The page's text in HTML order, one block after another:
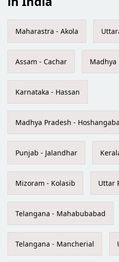
Maharastra - Akola
Assam - Cachar Madhya
Karnataka - Hassan
Madhya Pradesh -
Punjab - Jalandhar
Mizoram - Kolasib Uttar
Telangana - Mahabubabad
Telangana - Mancherial